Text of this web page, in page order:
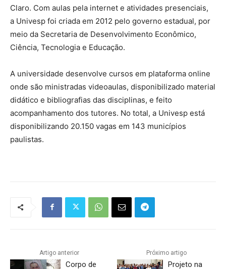
Claro. Com aulas pela internet e atividades presenciais,
a Univesp foi criada em 2012 pelo governo estadual, por
meio da Secretaria de Desenvolvimento Econômico,
Ciência, Tecnologia e Educação.
A universidade desenvolve cursos em plataforma online
onde são ministradas videoaulas, disponibilizado material
didático e bibliografias das disciplinas, e feito
acompanhamento dos tutores. No total, a Univesp está
disponibilizando 20.150 vagas em 143 municípios
paulistas.
Artigo anterior
Corpo de
Próximo artigo
Projeto na